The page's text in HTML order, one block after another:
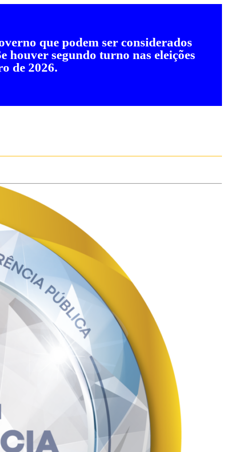
que podem ser considerados
houver segundo turno nas eleições
de 2026.